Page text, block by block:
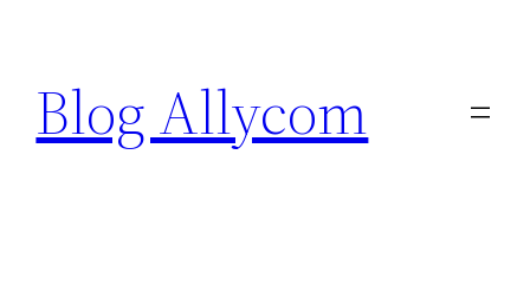
obsah
Blog Allycom